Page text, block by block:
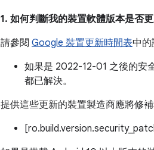
1. 如何判斷我的裝置軟體版本是否
請參閱 Google 裝置更新時間表中的
如果是 2022-12-01 之後的安
都已解決。
提供這些更新的裝置製造商應將修